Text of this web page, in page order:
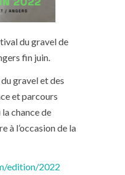
du gravel de
fin juin.
gravel et des
et parcours
la chance de
à l’occasion de la
edition/2022